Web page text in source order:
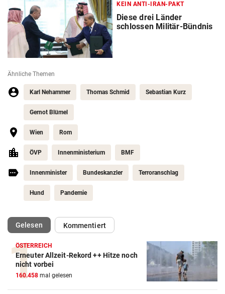
KEIN ANTI-IRAN-PAKT
Diese drei Länder
schlossen Militär-Bündnis
Ähnliche Themen
Karl Nehammer Thomas Schmid Sebastian Kurz
Gernot Blümel
Wien Rom
ÖVP Innenministerium BMF
Innenminister Bundeskanzler Terroranschlag
Hund Pandemie
Gelesen(ausgewählt)Kommentiert
ÖSTERREICH
Erneuter Allzeit-Rekord ++ Hitze noch
nicht vorbei
160.458 mal gelesen